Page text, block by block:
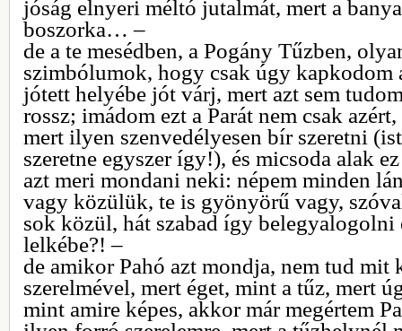
jóság elnyeri méltó jutalmát, mert a
boszorka… –
de a te mesédben, a Pogány Tűzben,
szimbólumok, hogy csak úgy kapkodom
jótett helyébe jót várj, mert azt sem
rossz; imádom ezt a Parát nem csak
mert ilyen szenvedélyesen bír szeretni
szeretne egyszer így!), és micsoda alak
azt meri mondani neki: népem minden
vagy közülük, te is gyönyörű vagy,
sok közül, hát szabad így belegyalogolni
lelkébe?! –
de amikor Pahó azt mondja, nem tud mit
szerelmével, mert éget, mint a tűz, mert
mint amire képes, akkor már megértem